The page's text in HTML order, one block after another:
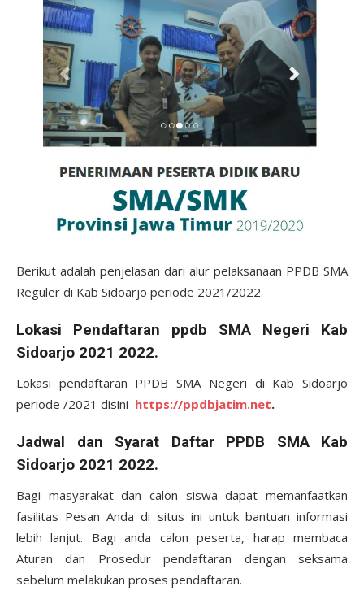
Berikut adalah penjelasan dari alur pelaksanaan PPDB SMA
Reguler di Kab Sidoarjo periode 2021/2022.
Lokasi Pendaftaran ppdb SMA Negeri Kab
Sidoarjo 2021 2022.
Lokasi pendaftaran PPDB SMA Negeri di Kab Sidoarjo
periode /2021 disini https://ppdbjatim.net.
Jadwal dan Syarat Daftar PPDB SMA Kab
Sidoarjo 2021 2022.
Bagi masyarakat dan calon siswa dapat memanfaatkan
fasilitas Pesan Anda di situs ini untuk bantuan informasi
lebih lanjut. Bagi anda calon peserta, harap membaca
Aturan dan Prosedur pendaftaran dengan seksama
sebelum melakukan proses pendaftaran.